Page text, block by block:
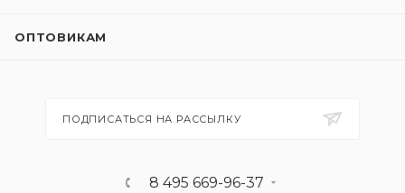
ОПТОВИКАМ
ПОДПИСАТЬСЯ НА РАССЫЛКУ
8 495 669-96-37